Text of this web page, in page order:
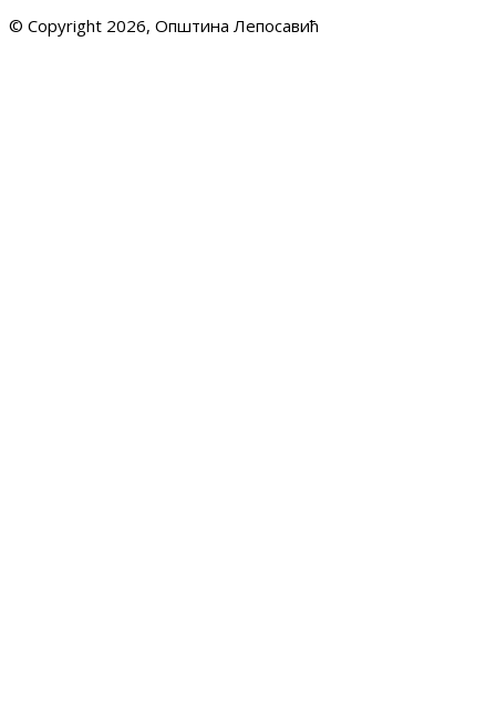
© Copyright 2026, Општина Лепосавић